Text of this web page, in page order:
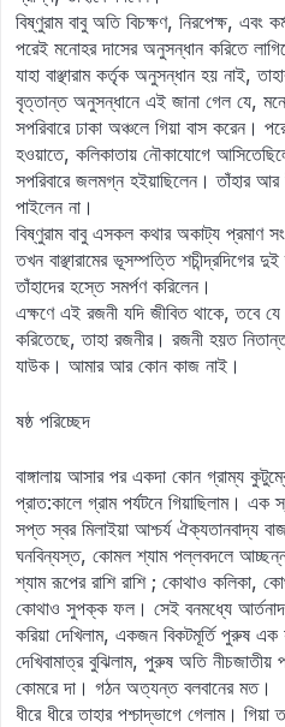
বিষ্ণুরাম বাবু অতি বিচক্ষণ, নিরপেক্ষ, এবং
পরেই মনোহর দাসের অনুসন্ধান করিতে
যাহা বাঞ্ছারাম কর্তৃক অনুসন্ধান হয় নাই,
বৃত্তান্ত অনুসন্ধানে এই জানা গেল যে,
সপরিবারে ঢাকা অঞ্চলে গিয়া বাস করেন।
হওয়াতে, কলিকাতায় নৌকাযোগে
সপরিবারে জলমগ্ন হইয়াছিলেন। তাঁহার
পাইলেন না।
বিষ্ণুরাম বাবু এসকল কথার অকাট্য প্রমাণ
তখন বাঞ্ছারামের ভূসম্পত্তি শচীন্দ্রদিগের
তাঁহাদের হস্তে সমর্পণ করিলেন।
এক্ষণে এই রজনী যদি জীবিত থাকে, তবে
করিতেছে, তাহা রজনীর। রজনী হয়ত
যাউক। আমার আর কোন কাজ নাই।
ষষ্ঠ পরিচ্ছেদ
বাঙ্গালায় আসার পর একদা কোন গ্রাম্য
প্রাত:কালে গ্রাম পর্যটনে গিয়াছিলাম।
সপ্ত স্বর মিলাইয়া আশ্চর্য ঐক্যতানবাদ্য
ঘনবিন্যস্ত, কোমল শ্যাম পল্লবদলে আচ্ছন্ন ;
শ্যাম রূপের রাশি রাশি ; কোথাও
কোথাও সুপক্ক ফল। সেই বনমধ্যে আর্তনাদ
করিয়া দেখিলাম, একজন বিকটমূর্তি পুরুষ
দেখিবামাত্র বুঝিলাম, পুরুষ অতি
কোমরে দা। গঠন অত্যন্ত বলবানের মত।
ধীরে ধীরে তাহার পশ্চাদ্ভাগে গেলাম। গিয়া